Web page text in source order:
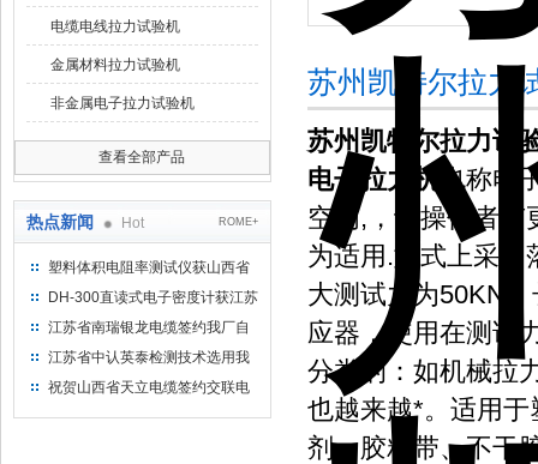
电缆电线拉力试验机
金属材料拉力试验机
非金属电子拉力试验机
查看全部产品
热点新闻 Hot ROME+
塑料体积电阻率测试仪获山西省
水利机械厂选用
DH-300直读式电子密度计获江苏
省苏州市安信塑业选用
江苏省南瑞银龙电缆签约我厂自
然换气老化箱等电缆检测设备
江苏省中认英泰检测技术选用我
厂自然换气老化试验箱
祝贺山西省天立电缆签约交联电
苏州凯特尔拉力
苏州凯特尔拉力试
电子拉力机
也称电
空间,，让操作者有
为适用.型式上采用
大测试力为50KN
应器，使用在测试
分类的：如机械拉
也越来越*。适用
剂、胶粘带、不干